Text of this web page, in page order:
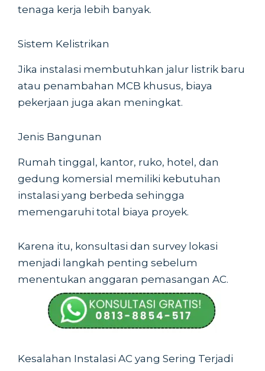
tenaga kerja lebih banyak.
Sistem Kelistrikan
Jika instalasi membutuhkan jalur listrik baru
atau penambahan MCB khusus, biaya
pekerjaan juga akan meningkat.
Jenis Bangunan
Rumah tinggal, kantor, ruko, hotel, dan
gedung komersial memiliki kebutuhan
instalasi yang berbeda sehingga
memengaruhi total biaya proyek.
Karena itu, konsultasi dan survey lokasi
menjadi langkah penting sebelum
menentukan anggaran pemasangan AC.
Kesalahan Instalasi AC yang Sering Terjadi